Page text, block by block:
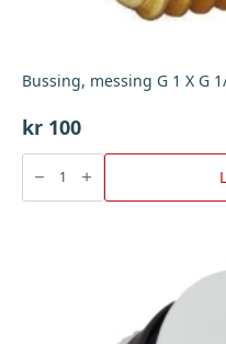
Bussing, messing G 1 X G
kr 100
Bussing,
messing
1